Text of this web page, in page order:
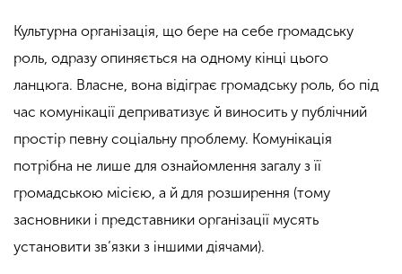
Культурна організація, що бере на себе громадську
роль, одразу опиняється на одному кінці цього
ланцюга. Власне, вона відіграє громадську роль, бо під
час комунікації деприватизує й виносить у публічний
простір певну соціальну проблему. Комунікація
потрібна не лише для ознайомлення загалу з її
громадською місією, а й для розширення (тому
засновники і представники організації мусять
установити зв’язки з іншими діячами).